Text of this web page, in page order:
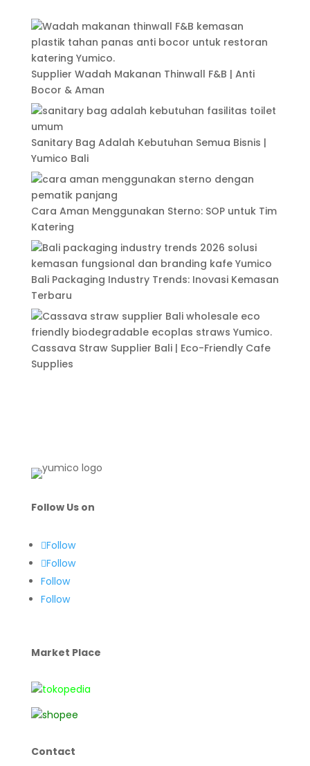
Supplier Wadah Makanan Thinwall F&B | Anti
Bocor & Aman
Sanitary Bag Adalah Kebutuhan Semua Bisnis |
Yumico Bali
Cara Aman Menggunakan Sterno: SOP untuk Tim
Katering
Bali Packaging Industry Trends: Inovasi Kemasan
Terbaru
Cassava Straw Supplier Bali | Eco-Friendly Cafe
Supplies
Follow Us on
Follow
Follow
Follow
Follow
Market Place
Contact